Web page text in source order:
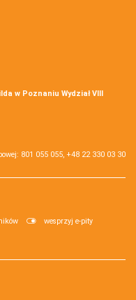
w Poznaniu Wydział VIII
801 055 055, +48 22 330 03 30
wesprzyj e-pity